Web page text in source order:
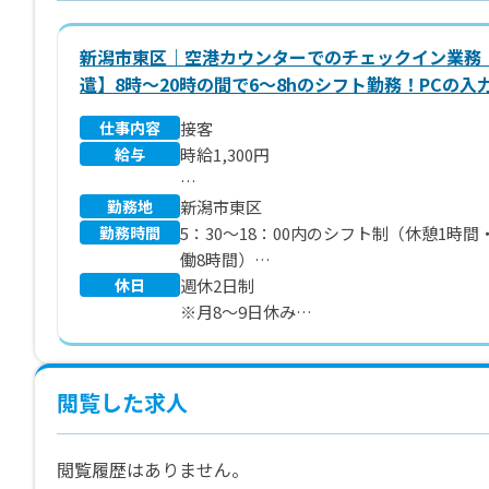
新潟市東区｜空港カウンターでのチェックイン業務
遣】8時～20時の間で6～8hのシフト勤務！PCの入
できればOK！週4～5日のシフト勤務です♪OJTあ
仕事内容 接客
給与 時給1,300円
※別途 交通費、残業代支給
勤務地 新潟市東区
勤務時間
5：30～18：00内のシフト制（休憩1時間
働8時間）
※5：30～14：30／9：00～18：00 等
休日
週休2日制
※月8～9日休み
※（金）～（月）の便数が多いため、シ
多くなる傾向があります。
ります。（週4～5日勤務）
閲覧した求人
閲覧履歴はありません。